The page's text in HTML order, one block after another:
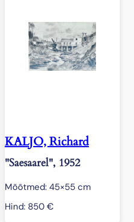
KALJO, Richard
"Saesaarel", 1952
Mõõtmed: 45×55 cm
Hind: 850 €